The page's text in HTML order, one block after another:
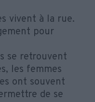
vivent à la rue.
pour
se retrouvent
les femmes
ont souvent
de se